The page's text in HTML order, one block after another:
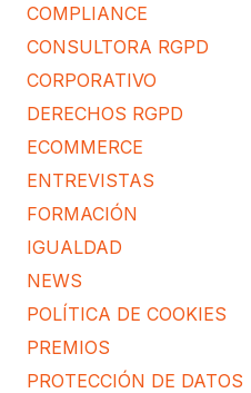
COMPLIANCE
CONSULTORA RGPD
CORPORATIVO
DERECHOS RGPD
ECOMMERCE
ENTREVISTAS
FORMACIÓN
IGUALDAD
NEWS
POLÍTICA DE COOKIES
PREMIOS
PROTECCIÓN DE DATOS